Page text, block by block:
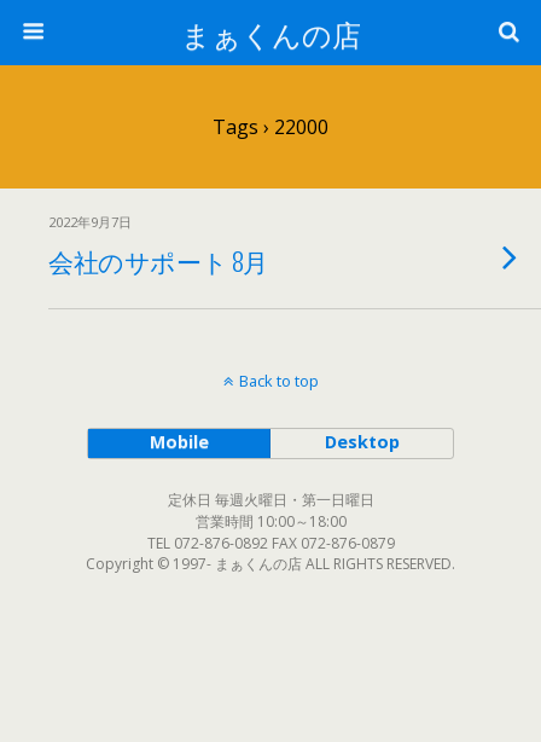
まぁくんの店
Tags › 22000
2022年9月7日
会社のサポート 8月
Back to top
Mobile Desktop
定休日 毎週火曜日・第一日曜日
営業時間 10:00～18:00
TEL 072-876-0892 FAX 072-876-0879
Copyright © 1997- まぁくんの店 ALL RIGHTS RESERVED.